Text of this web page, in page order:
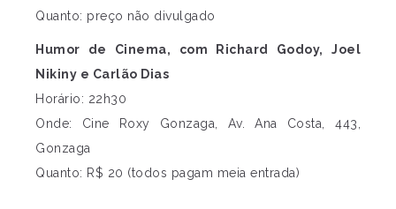
Quanto: preço não divulgado
Humor de Cinema, com Richard Godoy, Joel
Nikiny e Carlão Dias
Horário: 22h30
Onde: Cine Roxy Gonzaga, Av. Ana Costa, 443,
Gonzaga
Quanto: R$ 20 (todos pagam meia entrada)